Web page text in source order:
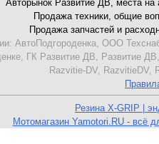
Авторынок Развитие ДВ, места на
Продажа техники, общие
Продажа запчастей и
АвтоПодгороденка, ООО
ГК Развитие ДВ,
Razvitie-DV, RazvitieDV,
Резина X-GRIP |
Мотомагазин Yamotori.RU - всё